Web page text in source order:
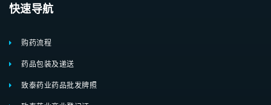
快速导航
购药流程
药品包装及递送
致泰药业药品批发牌照